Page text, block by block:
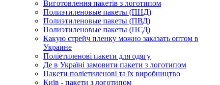
Виготовлення пакетів з логотипом
Полиэтиленовые пакеты (ПНД)
Полиэтиленовые пакеты (ПВД)
Полиэтиленовые пакеты (ПСД)
Какую стрейч пленку можно заказать оптом в
Украине
Поліетиленові пакети для одягу
Де в Україні замовити пакети з логотипом
Пакети поліетиленові та їх виробництво
Київ - пакети з логотипом